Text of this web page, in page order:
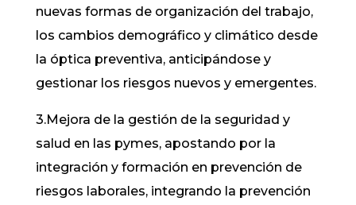
nuevas formas de organización del trabajo,
los cambios demográfico y climático desde
la óptica preventiva, anticipándose y
gestionar los riesgos nuevos y emergentes.
3.Mejora de la gestión de la seguridad y
salud en las pymes, apostando por la
integración y formación en prevención de
riesgos laborales, integrando la prevención